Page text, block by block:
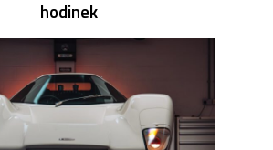
hodinek